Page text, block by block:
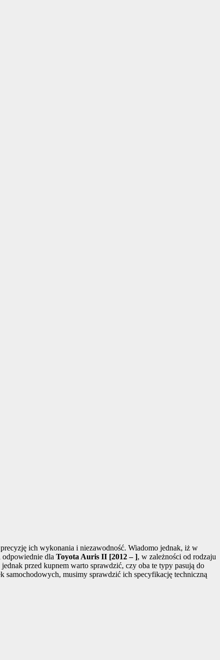
ich wykonania i niezawodność. Wiadomo jednak, iż w
dla Toyota Auris II [2012 – ], w zależności od rodzaju
przed kupnem warto sprawdzić, czy oba te typy pasują do
samochodowych, musimy sprawdzić ich specyfikację techniczną